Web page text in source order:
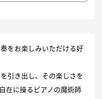
をお楽しみいただける好
引き出し、その楽しさを
在に操るピアノの魔術師